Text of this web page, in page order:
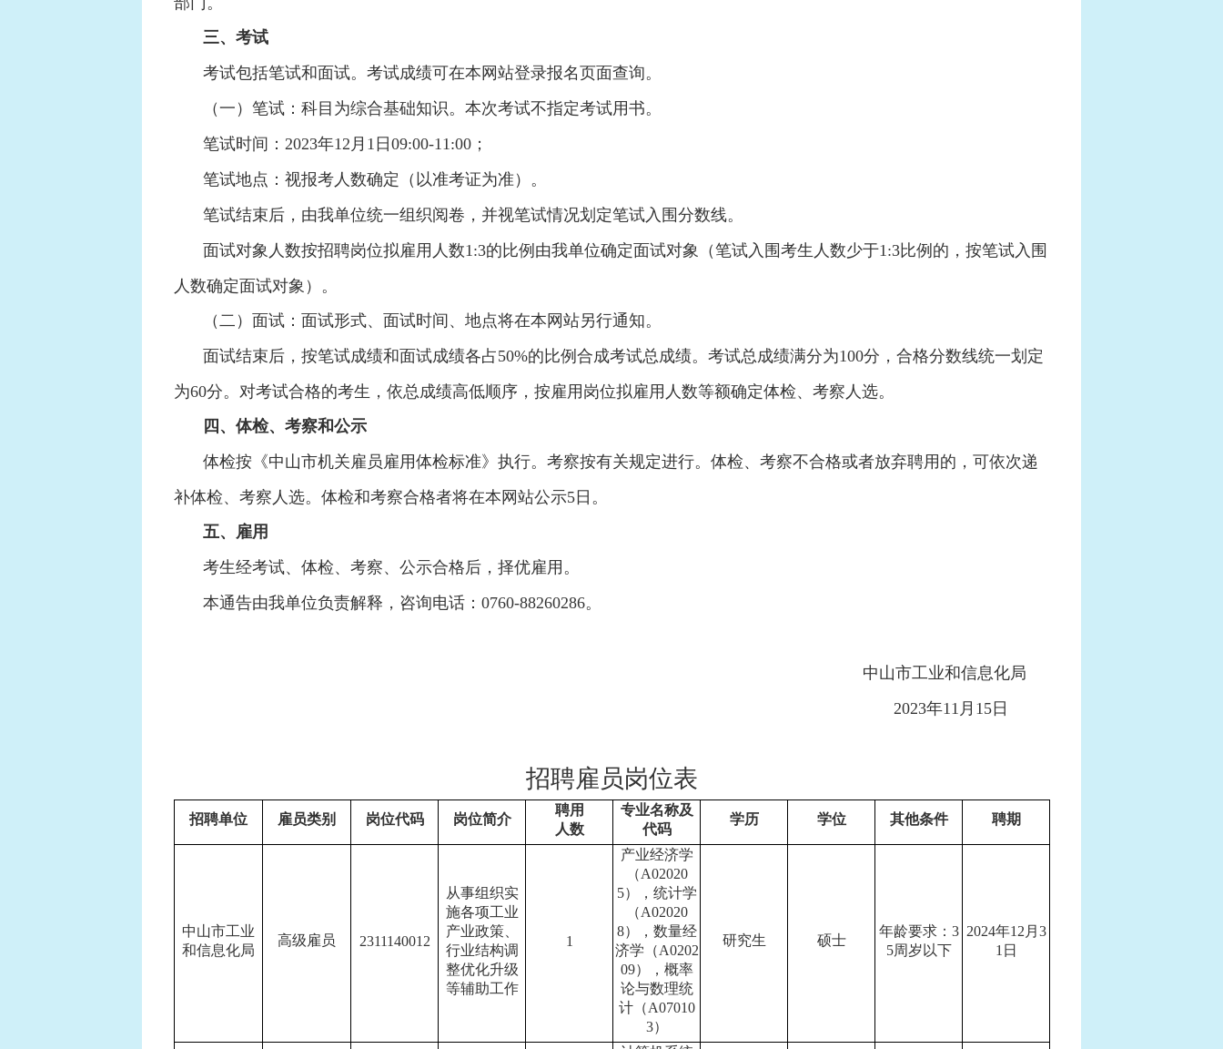
三、考试
考试包括笔试和面试。考试成绩可在本网站登录报名页面查询。
（一）笔试：科目为综合基础知识。本次考试不指定考试用书。
笔试时间：2023年12月1日09:00-11:00；
笔试地点：视报考人数确定（以准考证为准）。
笔试结束后，由我单位统一组织阅卷，并视笔试情况划定笔试入围分数线。
面试对象人数按招聘岗位拟雇用人数1:3的比例由我单位确定面试对象（笔试入围考生人数少于1:3比例的，按笔试入围
人数确定面试对象）。
（二）面试：面试形式、面试时间、地点将在本网站另行通知。
面试结束后，按笔试成绩和面试成绩各占50%的比例合成考试总成绩。考试总成绩满分为100分，合格分数线统一划定
为60分。对考试合格的考生，依总成绩高低顺序，按雇用岗位拟雇用人数等额确定体检、考察人选。
四、体检、考察和公示
体检按《中山市机关雇员雇用体检标准》执行。考察按有关规定进行。体检、考察不合格或者放弃聘用的，可依次递
补体检、考察人选。体检和考察合格者将在本网站公示5日。
五、雇用
考生经考试、体检、考察、公示合格后，择优雇用。
本通告由我单位负责解释，咨询电话：0760-88260286。
中山市工业和信息化局
2023年11月15日
招聘雇员岗位表
招聘单位 雇员类别 岗位代码 岗位简介
聘用
人数
专业名称及
代码
学历 学位 其他条件 聘期
中山市工业
和信息化局
高级雇员 2311140012
从事组织实
施各项工业
产业政策、
行业结构调
整优化升级
等辅助工作
1
产业经济学
（A02020
5），统计学
（A02020
8），数量经
济学（A0202
09），概率
论与数理统
计（A07010
3）
研究生 硕士
年龄要求：3
5周岁以下
2024年12月3
1日